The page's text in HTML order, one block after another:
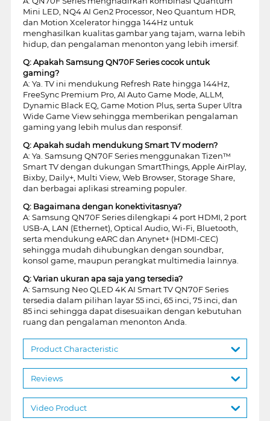
Mini LED, NQ4 AI Gen2 Processor, Neo Quantum HDR,
dan Motion Xcelerator hingga 144Hz untuk
menghasilkan kualitas gambar yang tajam, warna lebih
hidup, dan pengalaman menonton yang lebih imersif.
Q: Apakah Samsung QN70F Series cocok untuk
gaming?
A: Ya. TV ini mendukung Refresh Rate hingga 144Hz,
FreeSync Premium Pro, AI Auto Game Mode, ALLM,
Dynamic Black EQ, Game Motion Plus, serta Super Ultra
Wide Game View sehingga memberikan pengalaman
gaming yang lebih mulus dan responsif.
Q: Apakah sudah mendukung Smart TV modern?
A: Ya. Samsung QN70F Series menggunakan Tizen™
Smart TV dengan dukungan SmartThings, Apple AirPlay,
Bixby, Daily+, Multi View, Web Browser, Storage Share,
dan berbagai aplikasi streaming populer.
Q: Bagaimana dengan konektivitasnya?
A: Samsung QN70F Series dilengkapi 4 port HDMI, 2 port
USB-A, LAN (Ethernet), Optical Audio, Wi-Fi, Bluetooth,
serta mendukung eARC dan Anynet+ (HDMI-CEC)
sehingga mudah dihubungkan dengan soundbar,
konsol game, maupun perangkat multimedia lainnya.
Q: Varian ukuran apa saja yang tersedia?
A: Samsung Neo QLED 4K AI Smart TV QN70F Series
tersedia dalam pilihan layar 55 inci, 65 inci, 75 inci, dan
85 inci sehingga dapat disesuaikan dengan kebutuhan
ruang dan pengalaman menonton Anda.
Product Characteristic
Reviews
Video Product